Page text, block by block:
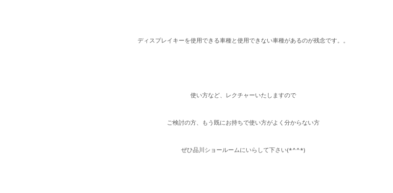
ディスプレイキーを使用できる車種と使用できない車種があるのが残念です。。
使い方など、レクチャーいたしますので
ご検討の方、もう既にお持ちで使い方がよく分からない方
ぜひ品川ショールームにいらして下さい(*^^*)